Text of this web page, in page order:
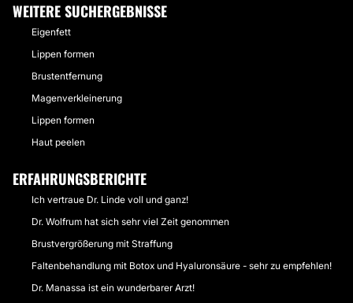
WEITERE SUCHERGEBNISSE
Eigenfett
Lippen formen
Brustentfernung
Magenverkleinerung
Lippen formen
Haut peelen
ERFAHRUNGSBERICHTE
Ich vertraue Dr. Linde voll und ganz!
Dr. Wolfrum hat sich sehr viel Zeit genommen
Brustvergrößerung mit Straffung
Faltenbehandlung mit Botox und Hyaluronsäure - sehr zu empfehlen!
Dr. Manassa ist ein wunderbarer Arzt!